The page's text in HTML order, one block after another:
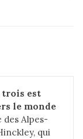
trois est
le monde
Alpes-
qui